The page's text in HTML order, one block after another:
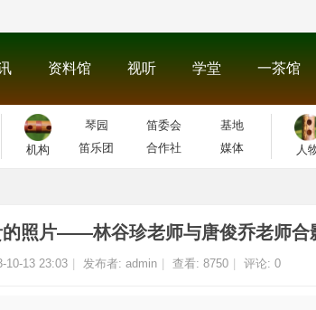
资料馆 视听 学堂 一茶馆
机构
琴园 笛委会
基地
笛乐团
合作社 媒体 人
的照片——林谷珍老师与唐俊乔老师合
10-13 23:03 发布者: admin 查看: 8750 评论: 0